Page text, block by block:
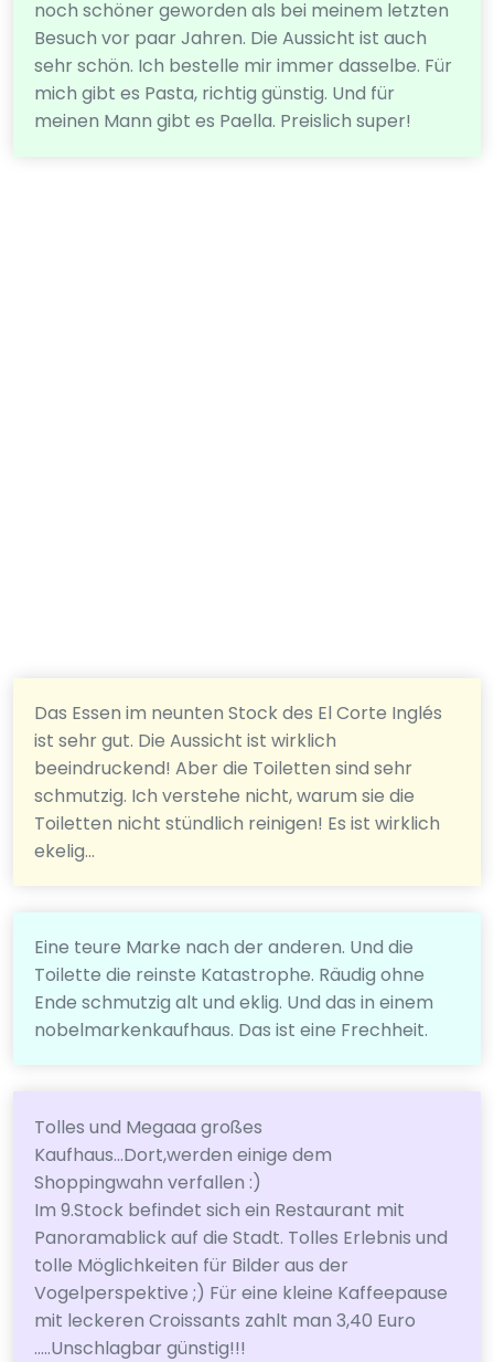
noch schöner geworden als bei meinem letzten
Besuch vor paar Jahren. Die Aussicht ist auch
sehr schön. Ich bestelle mir immer dasselbe. Für
mich gibt es Pasta, richtig günstig. Und für
meinen Mann gibt es Paella. Preislich super!
Das Essen im neunten Stock des El Corte Inglés
ist sehr gut. Die Aussicht ist wirklich
beeindruckend! Aber die Toiletten sind sehr
schmutzig. Ich verstehe nicht, warum sie die
Toiletten nicht stündlich reinigen! Es ist wirklich
ekelig...
Eine teure Marke nach der anderen. Und die
Toilette die reinste Katastrophe. Räudig ohne
Ende schmutzig alt und eklig. Und das in einem
nobelmarkenkaufhaus. Das ist eine Frechheit.
Tolles und Megaaa großes
Kaufhaus...Dort,werden einige dem
Shoppingwahn verfallen :)
Im 9.Stock befindet sich ein Restaurant mit
Panoramablick auf die Stadt. Tolles Erlebnis und
tolle Möglichkeiten für Bilder aus der
Vogelperspektive ;) Für eine kleine Kaffeepause
mit leckeren Croissants zahlt man 3,40 Euro
.....Unschlagbar günstig!!!